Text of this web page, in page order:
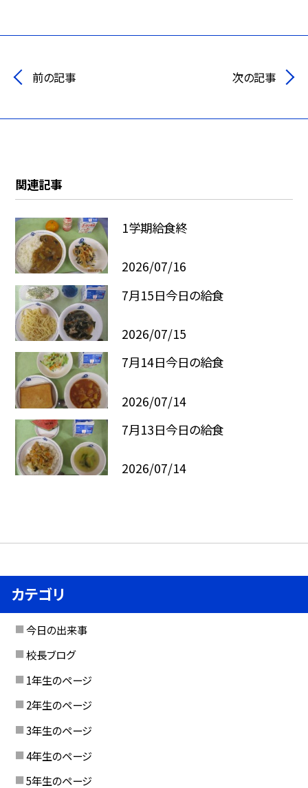
前の記事 次の記事
関連記事
1学期給食終
2026/07/16
7月15日今日の給食
2026/07/15
7月14日今日の給食
2026/07/14
7月13日今日の給食
2026/07/14
カテゴリ
今日の出来事
校長ブログ
1年生のページ
2年生のページ
3年生のページ
4年生のページ
5年生のページ